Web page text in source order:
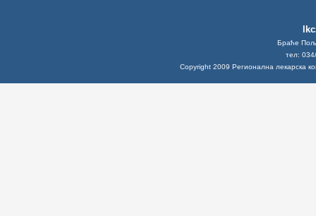
Браће
тел:
Copyright 2009 Регионална лекарска